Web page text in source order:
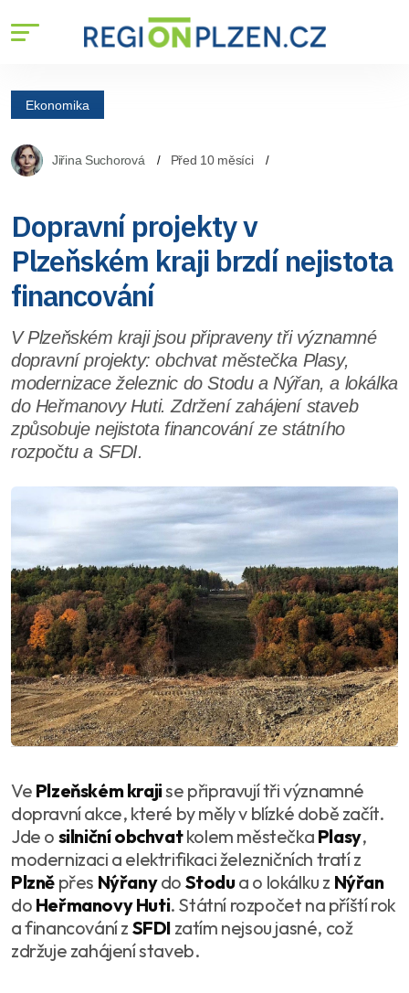
Ekonomika
Jiřina Suchorová Před 10 měsíci
Dopravní projekty v
Plzeňském kraji brzdí nejistota
financování
V Plzeňském kraji jsou připraveny tři významné
dopravní projekty: obchvat městečka Plasy,
modernizace železnic do Stodu a Nýřan, a lokálka
do Heřmanovy Huti. Zdržení zahájení staveb
způsobuje nejistota financování ze státního
rozpočtu a SFDI.
Ve Plzeňském krajise připravují tři významné
dopravní akce, které by měly v blízké době začít.
Jde o silniční obchvatkolem městečka Plasy,
modernizaci a elektrifikaci železničních tratí z
Plzně přes Nýřanydo Stodua o lokálku z Nýřan
do Heřmanovy Huti. Státní rozpočet na příští rok
a financování z SFDI zatím nejsou jasné, což
zdržuje zahájení staveb.